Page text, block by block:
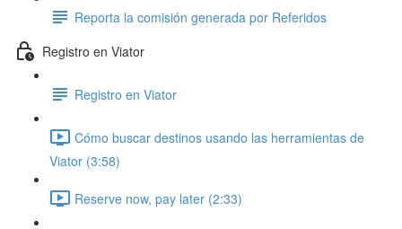
Reporta la comisión generada por Referidos
Registro en Viator
Registro en Viator
Cómo buscar destinos usando las herramientas de
Viator (3:58)
Reserve now, pay later (2:33)